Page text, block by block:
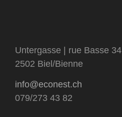
Untergasse | rue Basse 34
2502 Biel/Bienne
info@econest.ch
079/273 43 82